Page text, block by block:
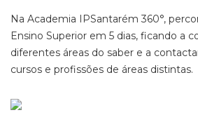
Na Academia IPSantarém 360°,
Ensino Superior em 5 dias, ficando a
diferentes áreas do saber e a
cursos e profissões de áreas distintas.